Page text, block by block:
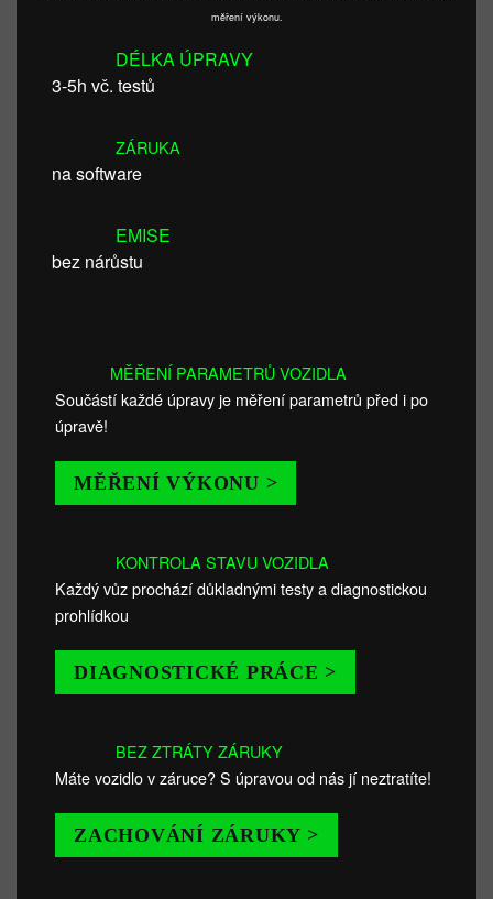
měření výkonu.
DÉLKA ÚPRAVY
3-5h vč. testů
ZÁRUKA
na software
EMISE
bez nárůstu
MĚŘENÍ PARAMETRŮ VOZIDLA
Součástí každé úpravy je měření parametrů před i po
úpravě!
MĚŘENÍ VÝKONU >
KONTROLA STAVU VOZIDLA
Každý vůz prochází důkladnými testy a diagnostickou
prohlídkou
DIAGNOSTICKÉ PRÁCE >
BEZ ZTRÁTY ZÁRUKY
Máte vozidlo v záruce? S úpravou od nás jí neztratíte!
ZACHOVÁNÍ ZÁRUKY >